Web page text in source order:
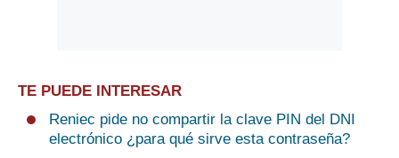
TE PUEDE INTERESAR
Reniec pide no compartir la clave PIN del DNI
electrónico ¿para qué sirve esta contraseña?